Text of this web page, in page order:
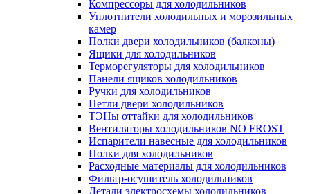
Компрессоры для холодильников
Уплотнители холодильных и морозильных
камер
Полки двери холодильников (балконы)
Ящики для холодильников
Терморегуляторы для холодильников
Панели ящиков холодильников
Ручки для холодильников
Петли двери холодильников
ТЭНы оттайки для холодильников
Вентиляторы холодильников NO FROST
Испарители навесные для холодильников
Полки для холодильников
Расходные материалы для холодильников
Фильтр-осушитель холодильников
Детали электросхемы холодильников